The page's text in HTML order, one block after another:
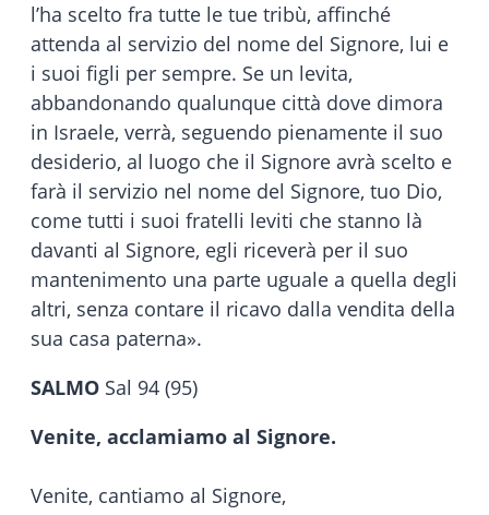
l’ha scelto fra tutte le tue tribù, affinché
attenda al servizio del nome del Signore, lui e
i suoi figli per sempre. Se un levita,
abbandonando qualunque città dove dimora
in Israele, verrà, seguendo pienamente il suo
desiderio, al luogo che il Signore avrà scelto e
farà il servizio nel nome del Signore, tuo Dio,
come tutti i suoi fratelli leviti che stanno là
davanti al Signore, egli riceverà per il suo
mantenimento una parte uguale a quella degli
altri, senza contare il ricavo dalla vendita della
sua casa paterna».
SALMO Sal 94 (95)
Venite, acclamiamo al Signore.
Venite, cantiamo al Signore,